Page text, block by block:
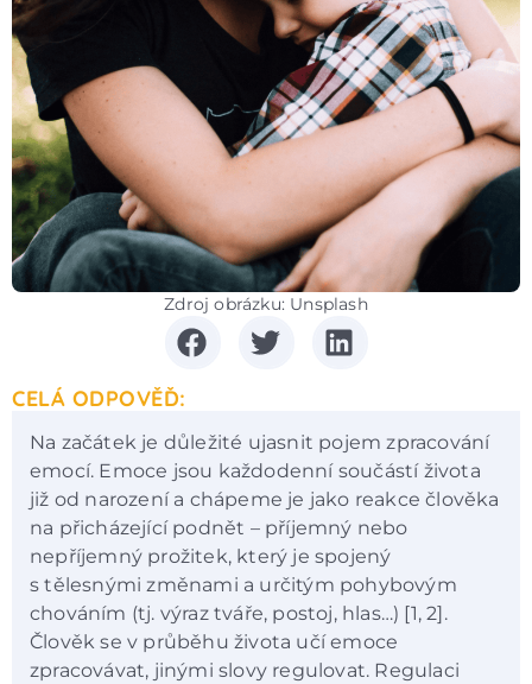
Zdroj obrázku: Unsplash
CELÁ ODPOVĚĎ:
Na začátek je důležité ujasnit pojem zpracování
emocí. Emoce jsou každodenní součástí života
již od narození a chápeme je jako reakce člověka
na přicházející podnět – příjemný nebo
nepříjemný prožitek, který je spojený
s tělesnými změnami a určitým pohybovým
chováním (tj. výraz tváře, postoj, hlas…) [1, 2].
Člověk se v průběhu života učí emoce
zpracovávat, jinými slovy regulovat. Regulaci